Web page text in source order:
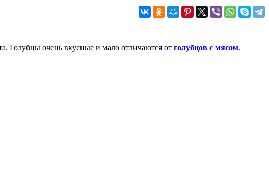
Голубцы очень вкусные и мало отличаются от голубцов с мясом.